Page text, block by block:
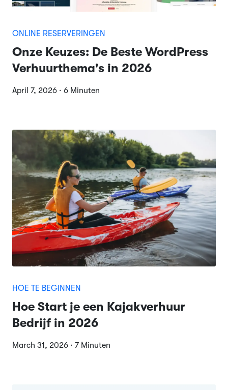
ONLINE RESERVERINGEN
Onze Keuzes: De Beste WordPress
Verhuurthema's in 2026
April 7, 2026 · 6 Minuten
HOE TE BEGINNEN
Hoe Start je een Kajakverhuur
Bedrijf in 2026
March 31, 2026 · 7 Minuten